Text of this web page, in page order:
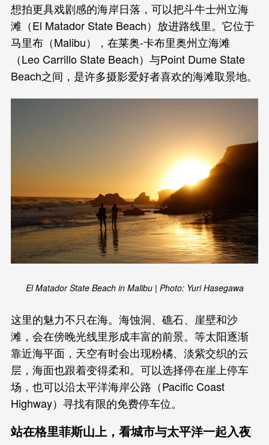
想拍更具戏剧感的海岸日落，可以把斗牛士州立海
滩（El Matador State Beach）放进路线里。它位于
马里布（Malibu），在莱奥-卡布里奥州立海滩
（Leo Carrillo State Beach）与Point Dume State
Beach之间，是许多摄影爱好者喜欢的海滩取景地。
El Matador State Beach in Malibu | Photo: Yuri Hasegawa
这里的魅力不只在海。海蚀洞、礁石、崖壁和沙
滩，会在傍晚光线里形成丰富的前景。等太阳逐渐
靠近海平面，天空有时会出现粉橘、淡紫交织的云
层，海面也跟着变得柔和。可以选择停在崖上停车
场，也可以沿太平洋海岸公路（Pacific Coast
Highway）寻找有限的免费停车位。
站在格里菲斯山上，看城市与太平洋一起入夜